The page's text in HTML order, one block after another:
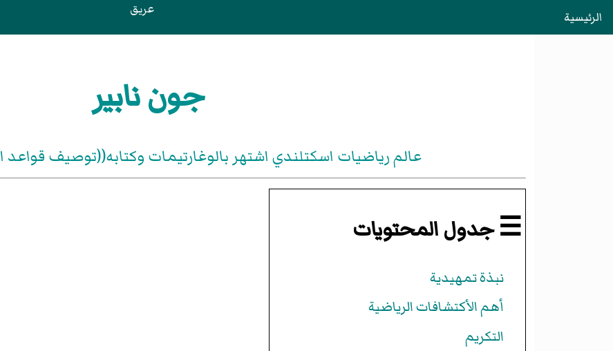
الرئيسية عريق
جون نابير
عالم رياضيات اسكتلندي اشتهر بالوغارتيمات وكتابه((توصيف قواعد
☰ جدول المحتويات
نبذة تمهيدية
أهم الأكتشافات الرياضية
التكريم